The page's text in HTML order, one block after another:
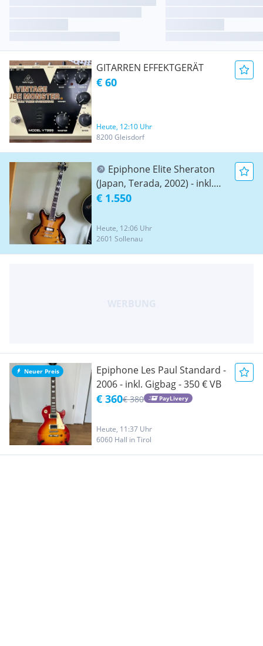
GITARREN EFFEKTGERÄT
€ 60
Heute, 12:10 Uhr
8200 Gleisdorf
Epiphone Elite Sheraton
(Japan, Terada, 2002) - inkl.
Originalkoffer, Tags &
Humbuckern
€ 1.550
Heute, 12:06 Uhr
2601 Sollenau
Neuer Preis
Epiphone Les Paul Standard -
2006 - inkl. Gigbag - 350 € VB
€ 360€ 380 PayLivery
Heute, 11:37 Uhr
6060 Hall in Tirol